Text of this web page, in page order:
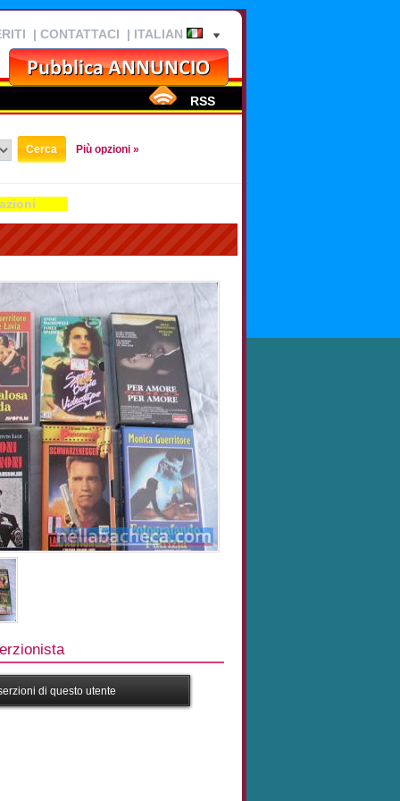
| CONTATTACI | ITALIAN
RSS
Più opzioni »
di questo utente